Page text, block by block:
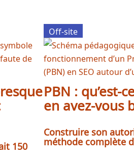
150
Off-site
PBN : qu’est-
en avez-vous
Construire son
méthode complète